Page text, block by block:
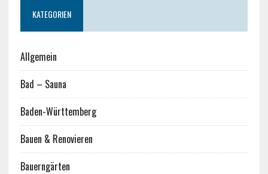
KATEGORIEN
Allgemein
Bad – Sauna
Baden-Württemberg
Bauen & Renovieren
Bauerngärten